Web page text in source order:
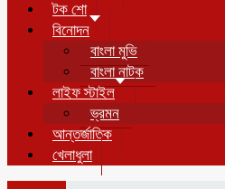
টক শো
বিনোদন
বাংলা মুভি
বাংলা নাটক
লাইফ স্টাইল
ভ্রমন
আন্তর্জাতিক
খেলাধুলা